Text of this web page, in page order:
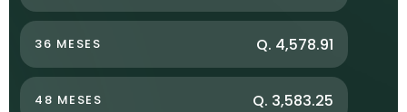
36 MESES Q. 4,578.91
48 MESES Q. 3,583.25